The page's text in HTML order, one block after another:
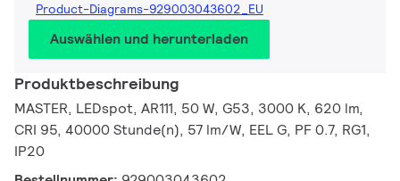
Product-Diagrams-929003043602_EU
Auswählen und herunterladen
Produktbeschreibung
MASTER, LEDspot, AR111, 50 W, G53, 3000 K, 620 lm,
CRI 95, 40000 Stunde(n), 57 lm/W, EEL G, PF 0.7, RG1,
IP20